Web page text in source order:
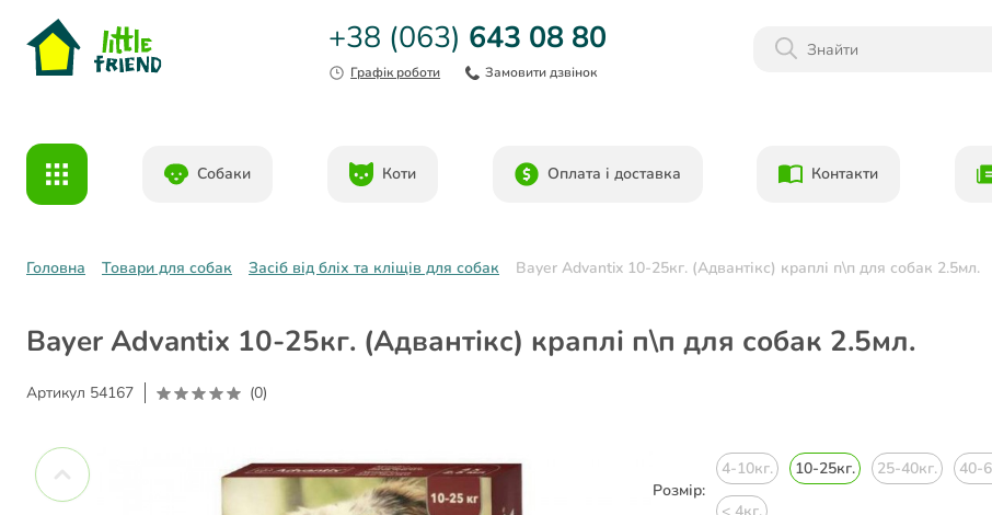
Даруємо 1000гр на бонусний рахунок при реєстрації!)
+38 (063) 643 08 80
Графік роботи Замовити дзвінок
Собаки Коти Оплата і доставка Контакти
Головна Товари для собак Засіб від бліх та кліщів для собак Bayer Advantix 10-25кг. (Адвантікс) краплі п\п для собак 2.5мл.
Bayer Advantix 10-25кг. (Адвантікс) краплі п\п для собак 2.5мл.
Артикул 54167 (0)
Розмір:
4-10кг. 10-25кг. 25-40кг. 40-